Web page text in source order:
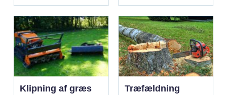
Klipning af græs
Træfældning